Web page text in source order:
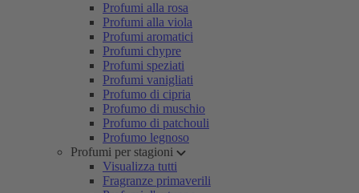
Profumi alla rosa
Profumi alla viola
Profumi aromatici
Profumi chypre
Profumi speziati
Profumi vanigliati
Profumo di cipria
Profumo di muschio
Profumo di patchouli
Profumo legnoso
Profumi per stagioni
Visualizza tutti
Fragranze primaverili